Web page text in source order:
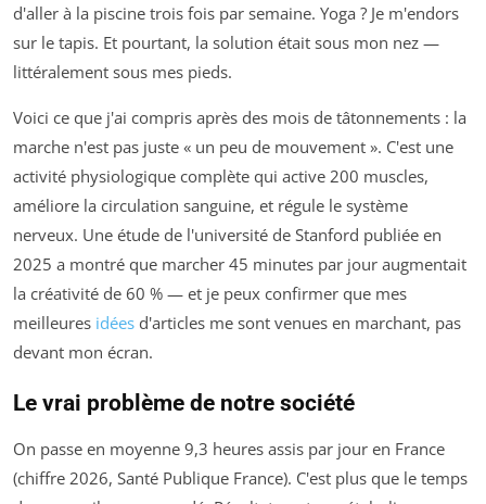
d'aller à la piscine trois fois par semaine. Yoga ? Je m'endors
sur le tapis. Et pourtant, la solution était sous mon nez —
littéralement sous mes pieds.
Voici ce que j'ai compris après des mois de tâtonnements : la
marche n'est pas juste « un peu de mouvement ». C'est une
activité physiologique complète qui active 200 muscles,
améliore la circulation sanguine, et régule le système
nerveux. Une étude de l'université de Stanford publiée en
2025 a montré que marcher 45 minutes par jour augmentait
la créativité de 60 % — et je peux confirmer que mes
meilleures idées d'articles me sont venues en marchant, pas
devant mon écran.
Le vrai problème de notre société
On passe en moyenne 9,3 heures assis par jour en France
(chiffre 2026, Santé Publique France). C'est plus que le temps